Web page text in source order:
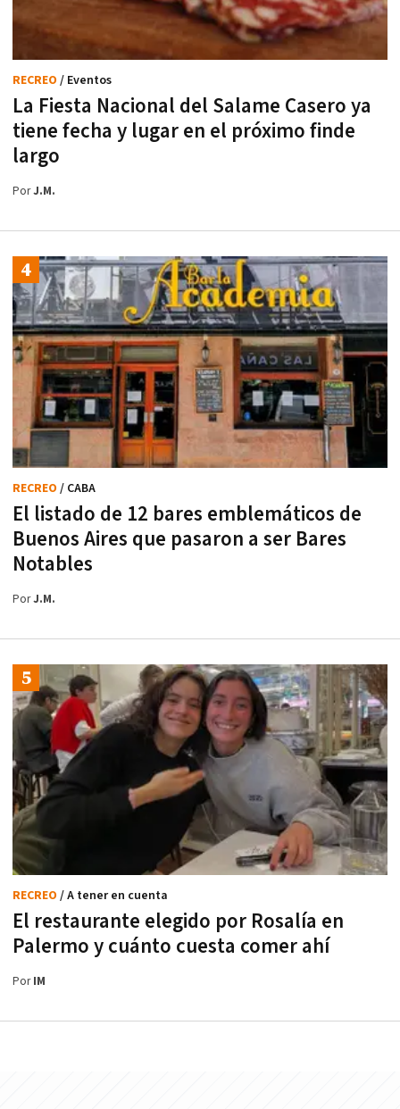
La Fiesta Nacional del Salame Casero ya
tiene fecha y lugar en el próximo finde
largo
RECREO / Eventos
PorJ.M.
El listado de 12 bares emblemáticos de
Buenos Aires que pasaron a ser Bares
Notables
RECREO / CABA
PorJ.M.
El restaurante elegido por Rosalía en
Palermo y cuánto cuesta comer ahí
RECREO / A tener en cuenta
PorIM